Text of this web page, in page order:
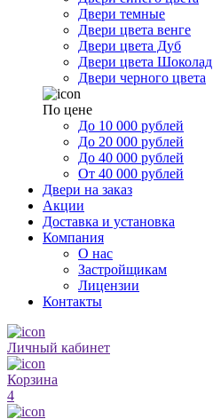
Двери темные
Двери цвета венге
Двери цвета Дуб
Двери цвета Шоколад
Двери черного цвета
По цене
До 10 000 рублей
До 20 000 рублей
До 40 000 рублей
От 40 000 рублей
Двери на заказ
Акции
Доставка и установка
Компания
О нас
Застройщикам
Лицензии
Контакты
Личный кабинет
Корзина
4